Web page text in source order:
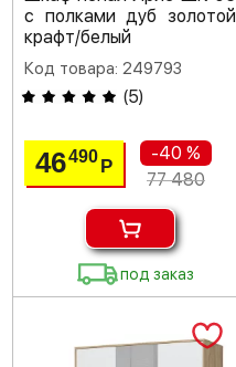
с полками дуб золотой
крафт/белый
Код товара: 249793
(5)
46490Р
-40 %
77 480
под заказ